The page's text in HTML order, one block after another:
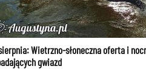
Wietrzno-słoneczna oferta i
gwiazd